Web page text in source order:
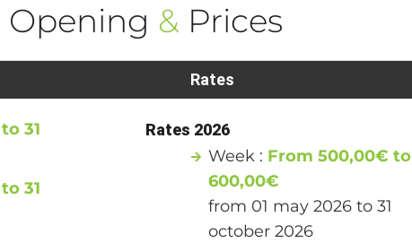
Opening & Prices
31
31
Rates
Rates 2026
Week : From 500,00€ to
600,00€
from 01 may 2026 to 31
october 2026